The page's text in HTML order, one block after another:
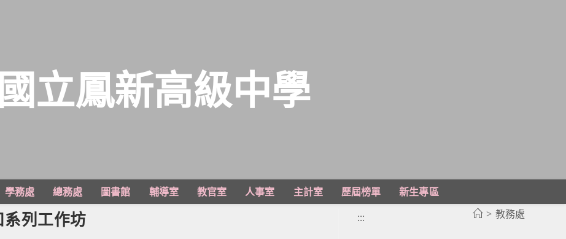
國立鳳新高級中學
學務處 總務處 圖書館 輔導室 教官室 人事室 主計室 歷屆榜單
新生專區
> 教務處
系列工作坊 :::